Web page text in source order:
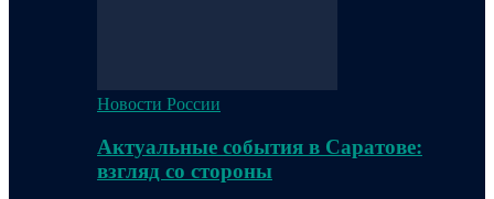
Новости России
Актуальные события в Саратове:
взгляд со стороны